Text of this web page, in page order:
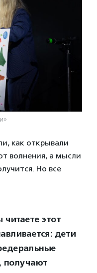
как открывали
волнения, а мысли
Но все
этот
дети
получают